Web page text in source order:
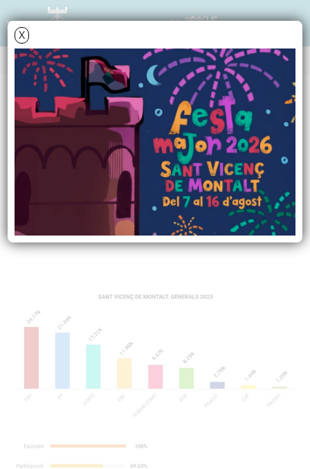
X
NOTÍCIES - ACTUALITAT
El PSC guanya les
eleccions generals a
Sant Vicenç de
Montalt